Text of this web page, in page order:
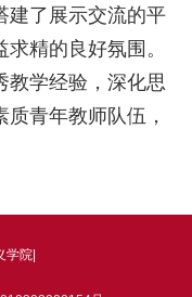
建了展示交流的平
精的良好氛围。
教学经验，深化思
青年教师队伍，
学院|